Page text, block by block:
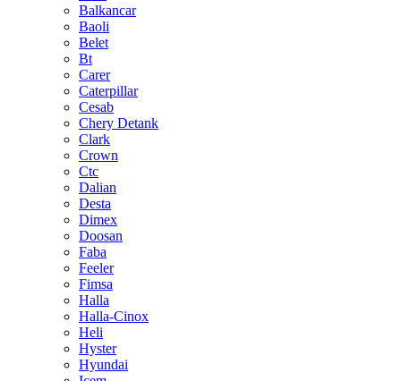
Balkancar
Baoli
Belet
Bt
Carer
Caterpillar
Cesab
Chery Detank
Clark
Crown
Ctc
Dalian
Desta
Dimex
Doosan
Faba
Feeler
Fimsa
Halla
Halla-Cinox
Heli
Hyster
Hyundai